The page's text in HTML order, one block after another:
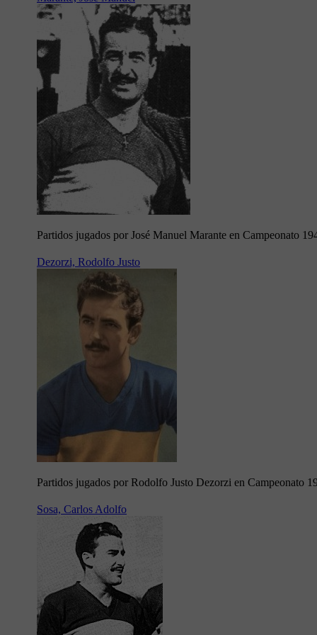
Partidos jugados por José Manuel Marante en Campeonato
Dezorzi, Rodolfo Justo
Partidos jugados por Rodolfo Justo Dezorzi en Campeonato
Sosa, Carlos Adolfo